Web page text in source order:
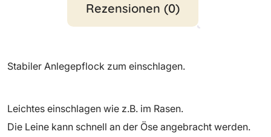
Rezensionen (0)
Stabiler Anlegepflock zum einschlagen.
Leichtes einschlagen wie z.B. im Rasen.
Die Leine kann schnell an der Öse angebracht werden.